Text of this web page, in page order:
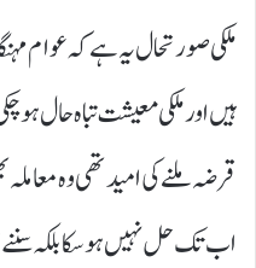
ملکی صورتحال یہ ہے کہ عوام
ہیں اور ملکی معیشت تباہ حال ہو
قرضہ ملنے کی امید تھی وہ
اب تک حل نہیں ہو سکا بلکہ